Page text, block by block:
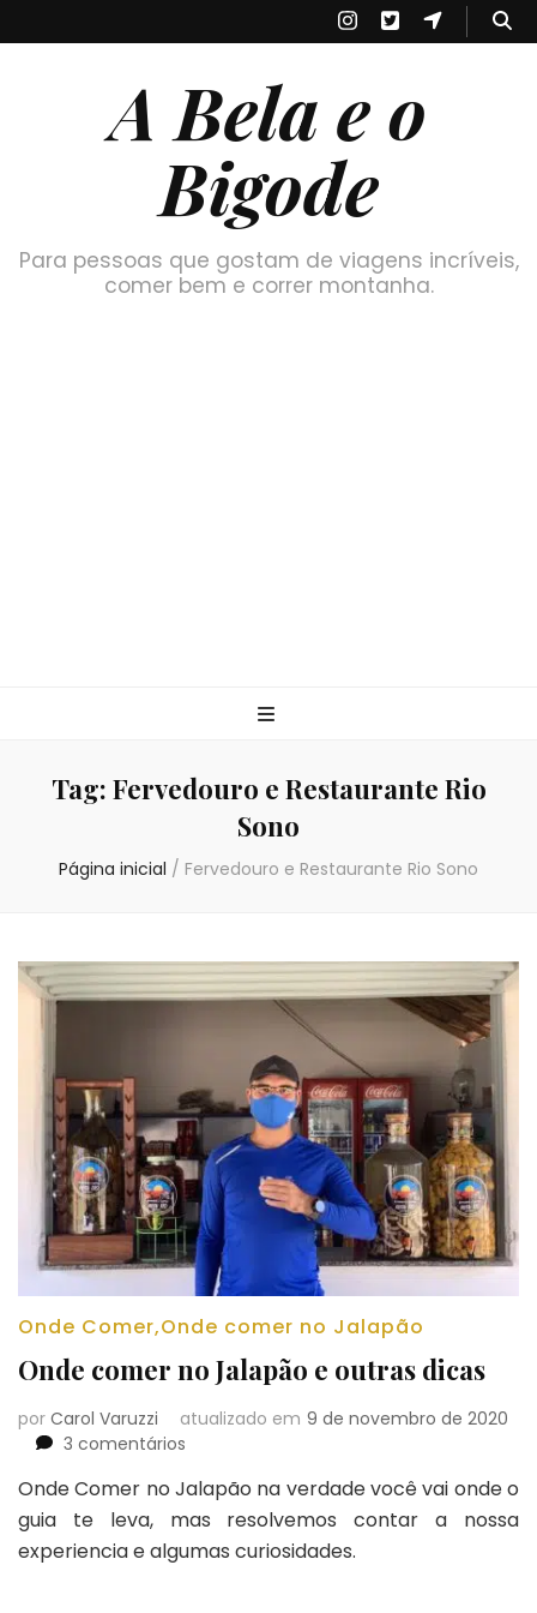
A Bela e o
Bigode
Para pessoas que gostam de viagens incríveis,
comer bem e correr montanha.
Tag: Fervedouro e Restaurante Rio
Sono
Página inicial / Fervedouro e Restaurante Rio Sono
Onde Comer,Onde comer no Jalapão
Onde comer no Jalapão e outras dicas
por Carol Varuzzi atualizado em 9 de novembro de 2020
3 comentários
comer
no
Jalapão
Onde Comer no Jalapão na verdade você vai onde o
guia te leva, mas resolvemos contar a nossa
experiencia e algumas curiosidades.